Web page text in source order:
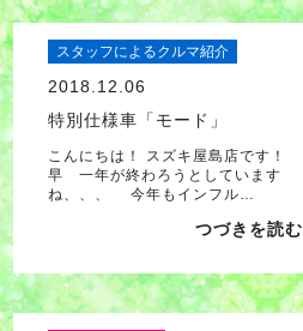
スタッフによるクルマ紹介
2018.12.06
特別仕様車「モード」
こんにちは！ スズキ屋島店です！
早 一年が終わろうとしています
ね、、、 今年もインフル…
つづきを読む